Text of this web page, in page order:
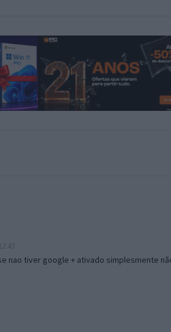
nao tiver google + ativado simplesmente